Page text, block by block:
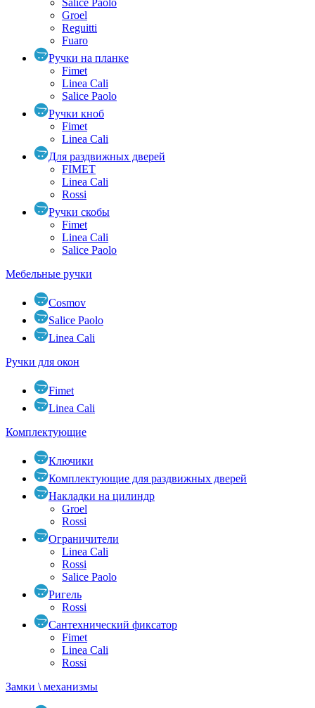
Groel
Reguitti
Fuaro
Ручки на планке
Fimet
Linea Cali
Salice Paolo
Ручки кноб
Fimet
Linea Cali
Для раздвижных дверей
FIMET
Linea Cali
Rossi
Ручки скобы
Fimet
Linea Cali
Salice Paolo
Мебельные ручки
Cosmov
Salice Paolo
Linea Cali
Ручки для окон
Fimet
Linea Cali
Комплектующие
Ключики
Комплектующие для раздвижных дверей
Накладки на цилиндр
Groel
Rossi
Ограничители
Linea Cali
Rossi
Salice Paolo
Ригель
Rossi
Сантехнический фиксатор
Fimet
Linea Cali
Rossi
Замки \ механизмы